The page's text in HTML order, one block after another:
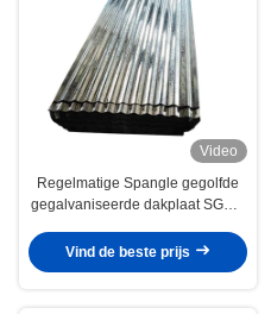
Video
Regelmatige Spangle gegolfde
gegalvaniseerde dakplaat SGCC
voor industriële en civiele
Vind de beste prijs